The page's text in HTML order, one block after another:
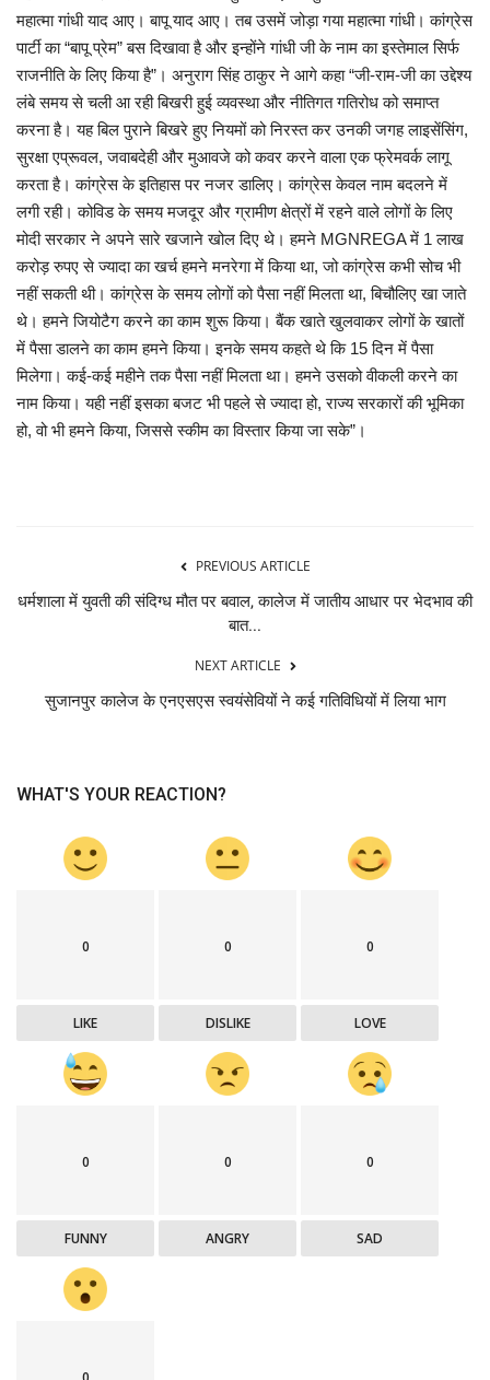
महात्मा गांधी याद आए। बापू याद आए। तब उसमें जोड़ा गया महात्मा गांधी। कांग्रेस
पार्टी का “बापू प्रेम” बस दिखावा है और इन्होंने गांधी जी के नाम का इस्तेमाल सिर्फ
राजनीति के लिए किया है”। अनुराग सिंह ठाकुर ने आगे कहा “जी-राम-जी का उद्देश्य
लंबे समय से चली आ रही बिखरी हुई व्यवस्था और नीतिगत गतिरोध को समाप्त
करना है। यह बिल पुराने बिखरे हुए नियमों को निरस्त कर उनकी जगह लाइसेंसिंग,
सुरक्षा एप्रूवल, जवाबदेही और मुआवजे को कवर करने वाला एक फ्रेमवर्क लागू
करता है। कांग्रेस के इतिहास पर नजर डालिए। कांग्रेस केवल नाम बदलने में
लगी रही। कोविड के समय मजदूर और ग्रामीण क्षेत्रों में रहने वाले लोगों के लिए
मोदी सरकार ने अपने सारे खजाने खोल दिए थे। हमने MGNREGA में 1 लाख
करोड़ रुपए से ज्यादा का खर्च हमने मनरेगा में किया था, जो कांग्रेस कभी सोच भी
नहीं सकती थी। कांग्रेस के समय लोगों को पैसा नहीं मिलता था, बिचौलिए खा जाते
थे। हमने जियोटैग करने का काम शुरू किया। बैंक खाते खुलवाकर लोगों के खातों
में पैसा डालने का काम हमने किया। इनके समय कहते थे कि 15 दिन में पैसा
मिलेगा। कई-कई महीने तक पैसा नहीं मिलता था। हमने उसको वीकली करने का
नाम किया। यही नहीं इसका बजट भी पहले से ज्यादा हो, राज्य सरकारों की भूमिका
हो, वो भी हमने किया, जिससे स्कीम का विस्तार किया जा सके”।
PREVIOUS ARTICLE
धर्मशाला में युवती की संदिग्ध मौत पर बवाल, कालेज में जातीय आधार पर भेदभाव की
बात...
NEXT ARTICLE
सुजानपुर कालेज के एनएसएस स्वयंसेवियों ने कई गतिविधियों में लिया भाग
WHAT'S YOUR REACTION?
0
LIKE
0
DISLIKE
0
LOVE
0
FUNNY
0
ANGRY
0
SAD